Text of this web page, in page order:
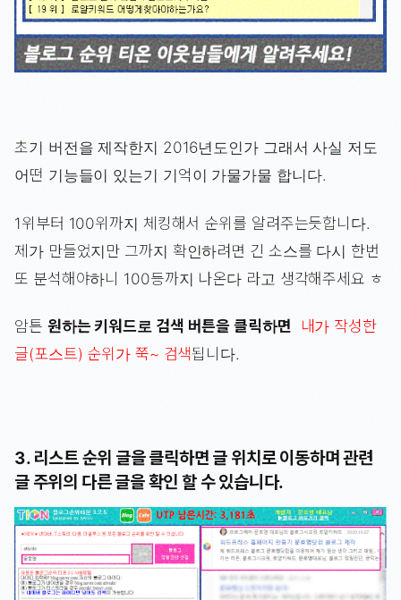
초기 버전을 제작한지 2016년도인가 그래서 사실 저도
어떤 기능들이 있는기 기억이 가물가물 합니다.
1위부터 100위까지 체킹해서 순위를 알려주는듯합니다.
제가 만들었지만 그까지 확인하려면 긴 소스를 다시 한번
또 분석해야하니 100등까지 나온다 라고 생각해주세요 ㅎ
암튼 원하는 키워드로 검색 버튼을 클릭하면 내가 작성한
글(포스트) 순위가 쭉~ 검색됩니다.
3. 리스트 순위 글을 클릭하면 글 위치로 이동하며 관련
글 주위의 다른 글을 확인 할 수 있습니다.